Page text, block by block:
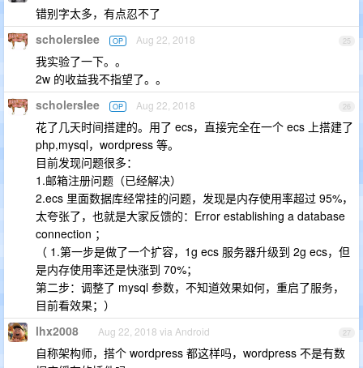
错别字太多，有点忍不了
25
scholerslee OP Aug 22, 2018
我实验了一下。。
2w 的收益我不指望了。。
26
scholerslee OP Aug 22, 2018
花了几天时间搭建的。用了 ecs，直接完全在一个 ecs 上搭建了
php,mysql，wordpress 等。
目前发现问题很多：
1.邮箱注册问题（已经解决）
2.ecs 里面数据库经常挂的问题，发现是内存使用率超过 95%，
太夸张了，也就是大家反馈的：Error establishing a database
connection ；
（ 1.第一步是做了一个扩容，1g ecs 服务器升级到 2g ecs，但
是内存使用率还是快涨到 70%；
第二步：调整了 mysql 参数，不知道效果如何，重启了服务，
目前看效果；）
27
lhx2008 Aug 22, 2018 via Android
自称架构师，搭个 wordpress 都这样吗，wordpress 不是有数